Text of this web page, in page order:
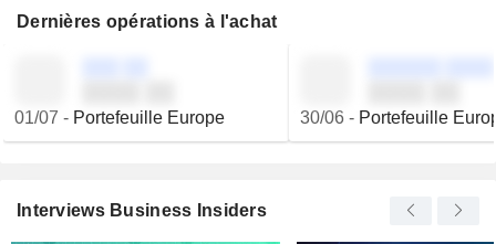
Dernières opérations à l'achat
01/07 - Portefeuille Europe 30/06- Portefeuille
Interviews Business Insiders